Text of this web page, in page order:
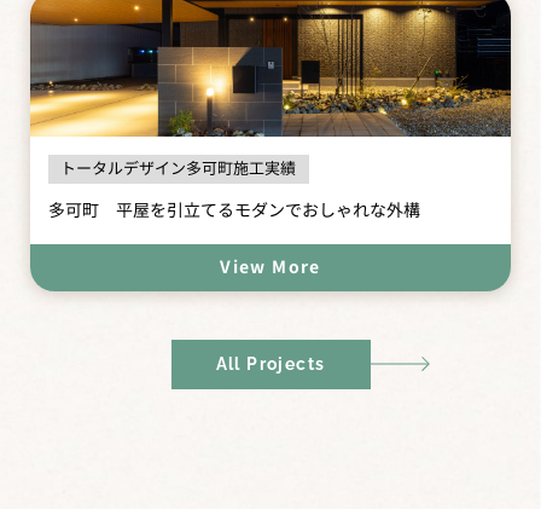
トータルデザイン多可町施工実績
多可町 平屋を引立てるモダンでおしゃれな外構
View More
All Projects